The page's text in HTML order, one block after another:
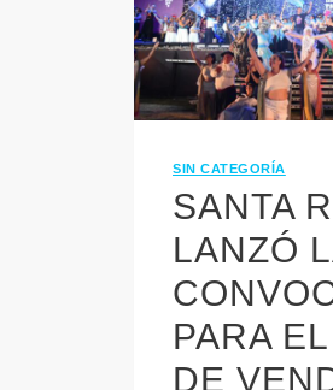
SIN CATEGORÍA
SANTA
LANZÓ
PARA
DE